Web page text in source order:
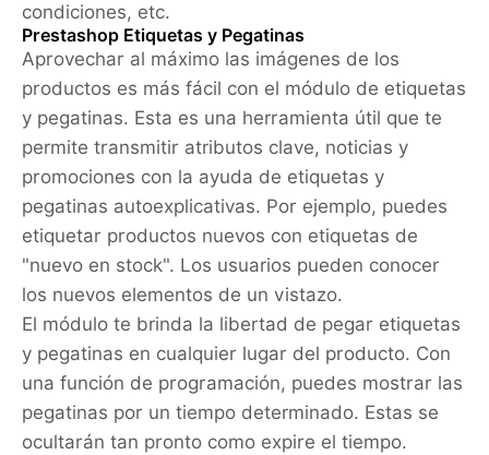
condiciones, etc.
Prestashop Etiquetas y Pegatinas
Aprovechar al máximo las imágenes de los
productos es más fácil con el módulo de etiquetas
y pegatinas. Esta es una herramienta útil que te
permite transmitir atributos clave, noticias y
promociones con la ayuda de etiquetas y
pegatinas autoexplicativas. Por ejemplo, puedes
etiquetar productos nuevos con etiquetas de
"nuevo en stock". Los usuarios pueden conocer
los nuevos elementos de un vistazo.
El módulo te brinda la libertad de pegar etiquetas
y pegatinas en cualquier lugar del producto. Con
una función de programación, puedes mostrar las
pegatinas por un tiempo determinado. Estas se
ocultarán tan pronto como expire el tiempo.